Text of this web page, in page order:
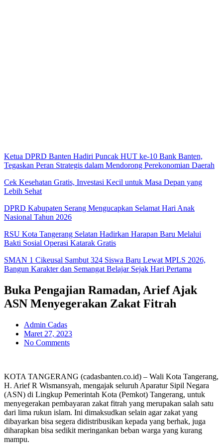
Ketua DPRD Banten Hadiri Puncak HUT ke-10 Bank Banten,
Tegaskan Peran Strategis dalam Mendorong Perekonomian Daerah
Cek Kesehatan Gratis, Investasi Kecil untuk Masa Depan yang
Lebih Sehat
DPRD Kabupaten Serang Mengucapkan Selamat Hari Anak
Nasional Tahun 2026
RSU Kota Tangerang Selatan Hadirkan Harapan Baru Melalui
Bakti Sosial Operasi Katarak Gratis
SMAN 1 Cikeusal Sambut 324 Siswa Baru Lewat MPLS 2026,
Bangun Karakter dan Semangat Belajar Sejak Hari Pertama
Buka Pengajian Ramadan, Arief Ajak
ASN Menyegerakan Zakat Fitrah
Admin Cadas
Maret 27, 2023
No Comments
KOTA TANGERANG (cadasbanten.co.id) – Wali Kota Tangerang,
H. Arief R Wismansyah, mengajak seluruh Aparatur Sipil Negara
(ASN) di Lingkup Pemerintah Kota (Pemkot) Tangerang, untuk
menyegerakan pembayaran zakat fitrah yang merupakan salah satu
dari lima rukun islam. Ini dimaksudkan selain agar zakat yang
dibayarkan bisa segera didistribusikan kepada yang berhak, juga
diharapkan bisa sedikit meringankan beban warga yang kurang
mampu.